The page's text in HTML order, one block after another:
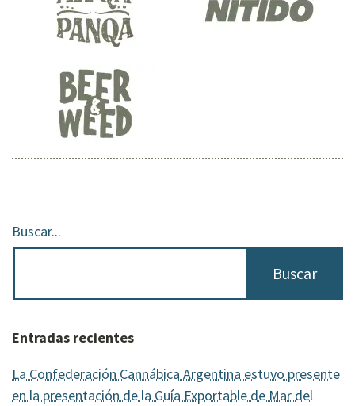
Buscar...
Entradas recientes
La Confederación Cannábica Argentina estuvo presente
en la presentación de la Guía Exportable de Mar del